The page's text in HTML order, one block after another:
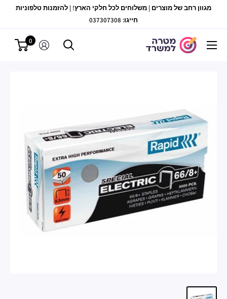
מגוון רחב של מוצרים | משלוחים לכל חלקי הארץ! | להזמנות טלפוניות
חייגו: 037307308
מטרה
0